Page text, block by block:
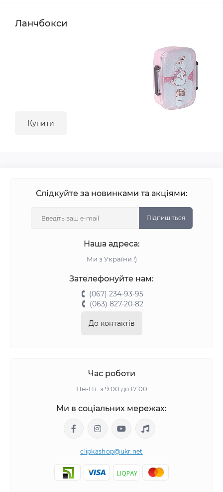
Ланчбокси
Купити
Слідкуйте за новинками та акціями:
Підпишіться
Наша адреса:
Ми з України !)
Зателефонуйте нам:
(067) 234-93-95
(063) 827-20-82
До контактів
Час роботи
Пн-Пт: з 9:00 до 17:00
Ми в соціальних мережах:
clipkashop@ukr.net